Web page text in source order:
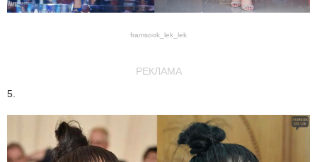
framsook_lek_lek
РЕКЛАМА
5.